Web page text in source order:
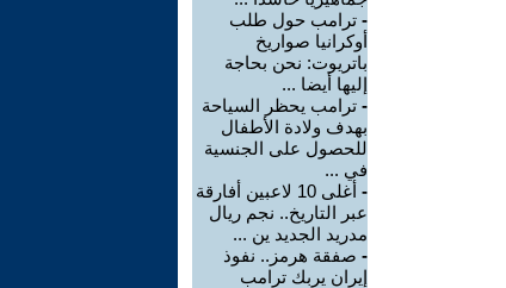
- ترامب حول طلب
أوكرانيا صواريخ
باتريوت: نحن بحاجة
إليها أيضا ...
- ترامب يحظر السياحة
بهدف ولادة الأطفال
للحصول على الجنسية
في ...
-
أغلى 10 لاعبين أفارقة
عبر التاريخ.. نجم ريال
مدريد الجديد ين ...
- صفقة هرمز.. نفوذ
إيران يربك ترامب